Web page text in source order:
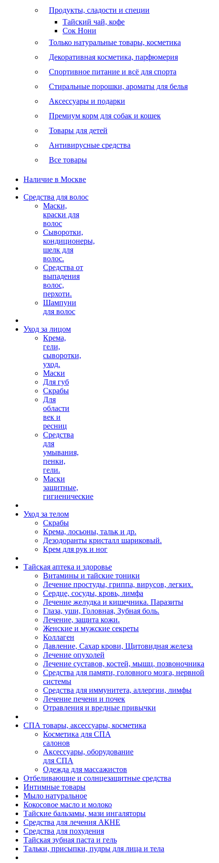
Продукты, сладости и специи
Тайский чай, кофе
Сок Нони
Только натуральные товары, косметика
Декоративная косметика, парфюмерия
Спортивное питание и всё для спорта
Стиральные порошки, ароматы для белья
Аксессуары и подарки
Премиум корм для собак и кошек
Товары для детей
Антивирусные средства
Все товары
Наличие в Москве
Средства для волос
Маски,
краски для
волос
Сыворотки,
кондиционеры,
шелк для
волос.
Средства от
выпадения
волос,
перхоти.
Шампуни
для волос
Уход за лицом
Крема,
гели,
сыворотки,
уход.
Маски
Для губ
Скрабы
Для
области
век и
ресниц
Средства
для
умывания,
пенки,
гели.
Маски
защитные,
гигиенические
Уход за телом
Скрабы
Крема, лосьоны, тальк и др.
Дезодоранты кристалл шариковый.
Крем для рук и ног
Тайская аптека и здоровье
Витамины и тайские тоники
Лечение простуды, гриппа, вирусов, легких.
Сердце, сосуды, кровь, лимфа
Лечение желудка и кишечника. Паразиты
Глаза, уши, Головная, Зубная боль.
Лечение, защита кожи.
Женские и мужские секреты
Коллаген
Давление, Сахар крови, Щитовидная железа
Лечение опухолей
Лечение суставов, костей, мышц, позвоночника
Средства для памяти, головного мозга, нервной
системы
Средства для иммунитета, аллергии, лимфы
Лечение печени и почек
Отравления и вредные привычки
СПА товары, аксессуары, косметика
Косметика для СПА
салонов
Аксессуары, оборудование
для СПА
Одежда для массажистов
Отбеливающие и солнцезащитные средства
Интимные товары
Мыло натуральное
Кокосовое масло и молоко
Тайские бальзамы, мази ингаляторы
Средства для лечения АКНЕ
Средства для похудения
Тайская зубная паста и гель
Тальки, присыпки, пудры для лица и тела